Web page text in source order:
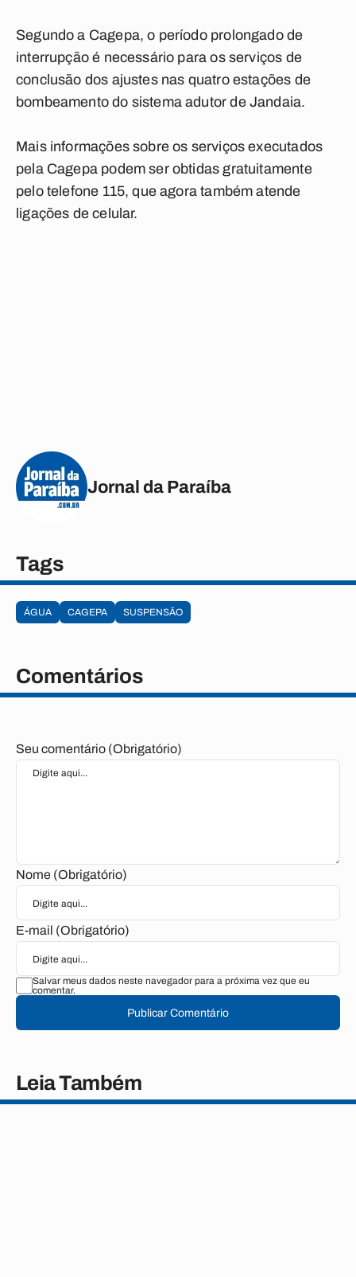
Segundo a Cagepa, o período prolongado de
interrupção é necessário para os serviços de
conclusão dos ajustes nas quatro estações de
bombeamento do sistema adutor de Jandaia.
Mais informações sobre os serviços executados
pela Cagepa podem ser obtidas gratuitamente
pelo telefone 115, que agora também atende
ligações de celular.
Jornal da Paraíba
Tags
ÁGUA CAGEPA SUSPENSÃO
Comentários
Seu comentário (Obrigatório)
Nome (Obrigatório)
E-mail (Obrigatório)
Salvar meus dados neste navegador para a próxima vez que eu
comentar.
Publicar Comentário
Leia Também